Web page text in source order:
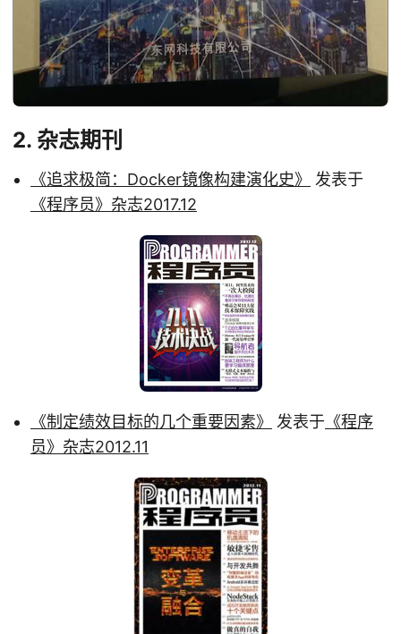
2. 杂志期刊
《追求极简：Docker镜像构建演化史》
发表于
《程序员》杂志2017.12
《制定绩效目标的几个重要因素》 发表于 《程序
员》杂志2012.11